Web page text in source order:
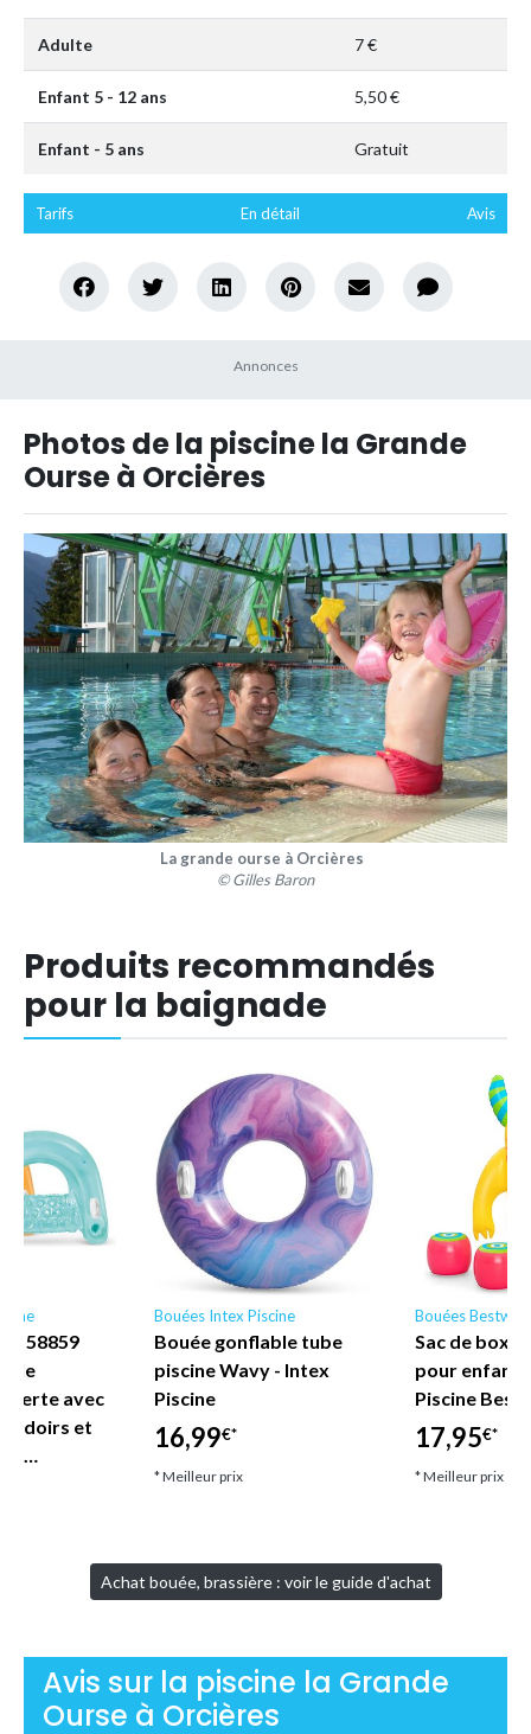
Adulte 7 €
Enfant 5 - 12 ans 5,50 €
Enfant - 5 ans Gratuit
Tarifs En détail Avis
Photos de la piscine la Grande
Ourse à Orcières
La grande ourse à Orcières
© Gilles Baron
Produits recommandés
pour la baignade
- 58859
avec
et
Bouées Intex Piscine
Bouée gonflable tube
piscine Wavy - Intex
Piscine
16,99€*
* Meilleur prix
Bouées Bestway
Sac de boxe
pour
Piscine
17,95€*
* Meilleur prix
Achat bouée, brassière : voir le guide d'achat
Avis sur la piscine la Grande
Ourse à Orcières